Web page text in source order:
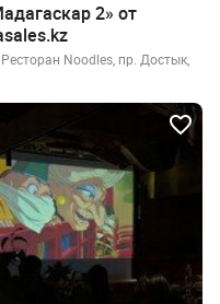
2» от
Noodles, пр. Достык,